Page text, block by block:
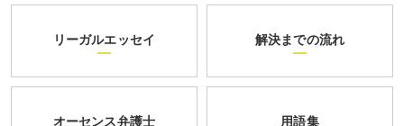
リーガルエッセイ 解決までの流れ
オーセンス弁護士 用語集